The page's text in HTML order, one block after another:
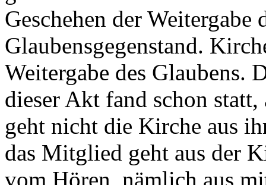
Geschehen der Weitergabe
Glaubensgegenstand.
Weitergabe des Glaubens.
dieser Akt fand schon
geht nicht die Kirche aus
das Mitglied geht aus der
vom Hören, nämlich aus